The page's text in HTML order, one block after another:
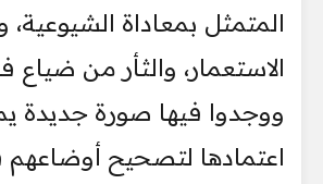
المتمثل بمعاداة الشيوعية،
الاستعمار، والثأر من
ووجدوا فيها صورة جديدة
اعتمادها لتصحيح